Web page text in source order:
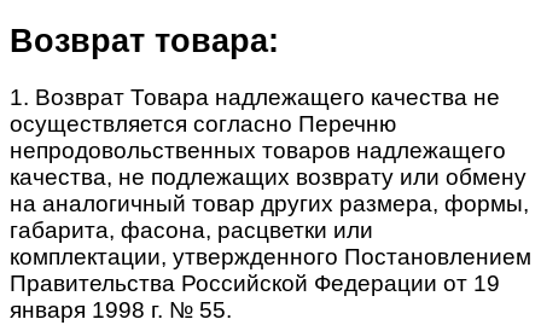
Возврат товара:
1. Возврат Товара надлежащего качества не
осуществляется согласно Перечню
непродовольственных товаров надлежащего
качества, не подлежащих возврату или обмену
на аналогичный товар других размера, формы,
габарита, фасона, расцветки или
комплектации, утвержденного Постановлением
Правительства Российской Федерации от 19
января 1998 г. № 55.